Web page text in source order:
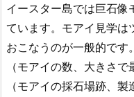
イースター島では巨石像
ています。モアイ見学は
おこなうのが一般的です
（モアイの数、大きさで
（モアイの採石場跡、